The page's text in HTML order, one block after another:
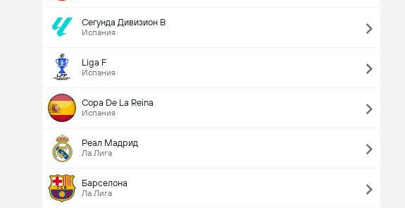
Сегунда Дивизион B
Испания
Liga F
Испания
Copa De La Reina
Испания
Реал Мадрид
Ла Лига
Барселона
Ла Лига